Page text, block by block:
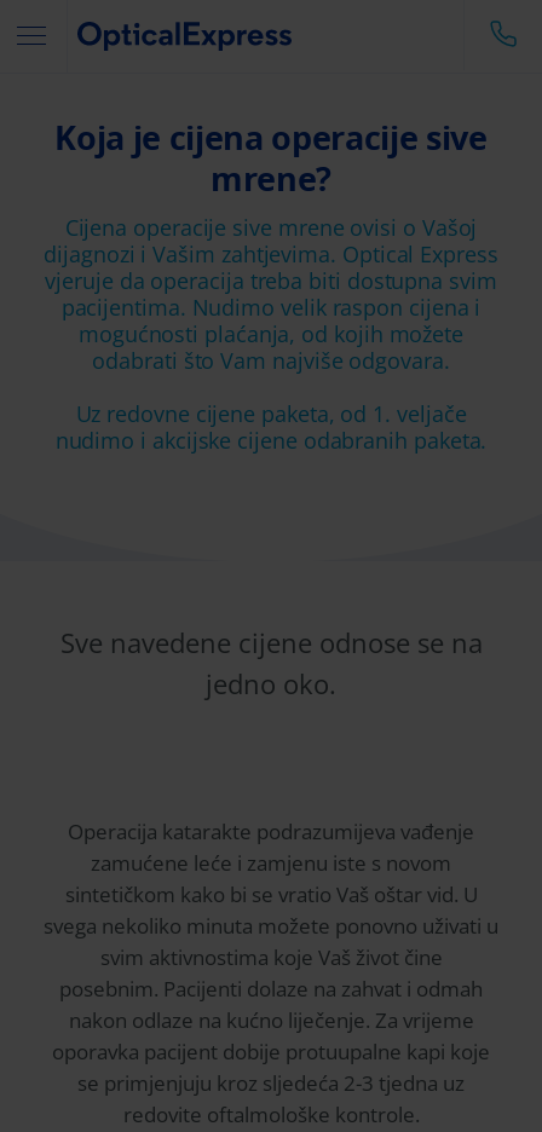
Koja je cijena operacije sive
mrene?
Cijena operacije sive mrene ovisi o Vašoj
dijagnozi i Vašim zahtjevima. Optical Express
vjeruje da operacija treba biti dostupna svim
pacijentima. Nudimo velik raspon cijena i
mogućnosti plaćanja, od kojih možete
odabrati što Vam najviše odgovara.
Uz redovne cijene paketa, od 1. veljače
nudimo i akcijske cijene odabranih paketa.
Sve navedene cijene odnose se na
jedno oko.
Operacija katarakte podrazumijeva vađenje
zamućene leće i zamjenu iste s novom
sintetičkom kako bi se vratio Vaš oštar vid. U
svega nekoliko minuta možete ponovno uživati u
svim aktivnostima koje Vaš život čine
posebnim. Pacijenti dolaze na zahvat i odmah
nakon odlaze na kućno liječenje. Za vrijeme
oporavka pacijent dobije protuupalne kapi koje
se primjenjuju kroz sljedeća 2-3 tjedna uz
redovite oftalmološke kontrole.